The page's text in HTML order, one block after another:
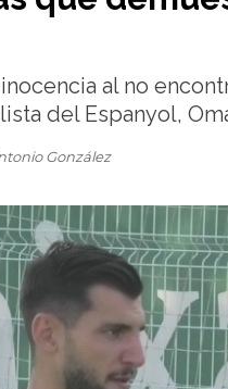
al no
del Espanyol,
González